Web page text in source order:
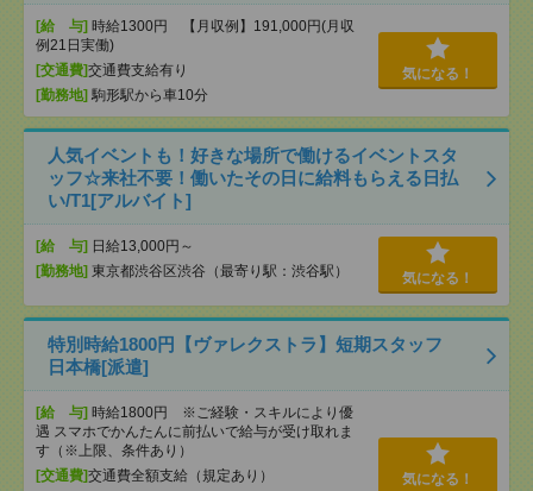
[給 与] 時給1300円 【月収例】191,000円(月収
例21日実働)
[交通費]交通費支給有り
[勤務地] 駒形駅から車10分
気になる！
人気イベントも！好きな場所で働けるイベントスタ
ッフ☆来社不要！働いたその日に給料もらえる日払
い/T1[アルバイト]
[給 与] 日給13,000円～
[勤務地] 東京都渋谷区渋谷（最寄り駅：渋谷駅） 気になる！
特別時給1800円【ヴァレクストラ】短期スタッフ
日本橋[派遣]
[給 与] 時給1800円 ※ご経験・スキルにより優
遇 スマホでかんたんに前払いで給与が受け取れま
す（※上限、条件あり）
[交通費]交通費全額支給（規定あり）
気になる！